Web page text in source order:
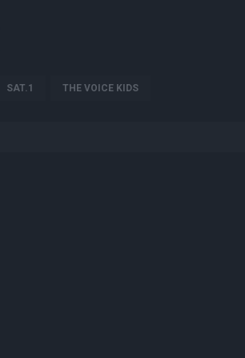
SAT.1 THE VOICE KIDS